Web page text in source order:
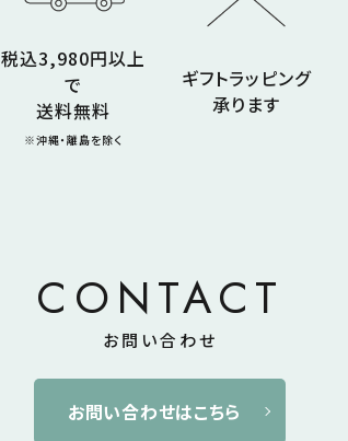
税込3,980円以上
で
送料無料
※沖縄・離島を除く
ギフトラッピング
承ります
CONTACT
お問い合わせ
お問い合わせはこちら